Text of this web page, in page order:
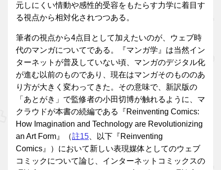
元しにくい情動や感性的受容をもたらす力学に着目す
る視点から相対化されつつある。
筆者の視点から4点目として加えたいのが、ウェブ時
代のマンガについてである。『マンガ学』は当然イン
ターネットが普及していない頃、マンガのデジタル化
が進む以前のものであり、現在はマンガそのもののあ
り方が大きく変わってきた。その意味で、新訳版の
「あとがき」で監修者の小田切博が触れるように、マ
クラウドが本書の続編である『Reinventing Comics:
How Imagination and Technology are Revolutionizing
an Art Form』（註15 、以下『Reinventing
Comics』）において新しい表現媒体としてのウェブ
コミックについて論じ、インターネットコミックスの